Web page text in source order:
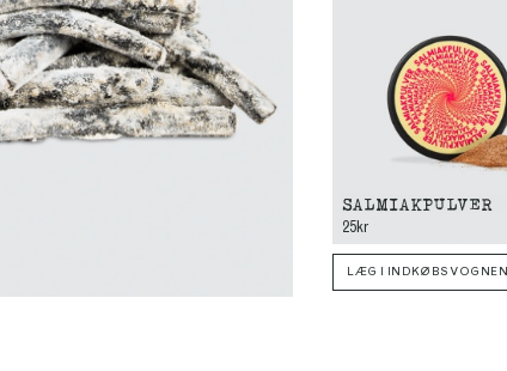
SALMIAKPULVER
25kr
LÆG I INDKØBSVOGNEN